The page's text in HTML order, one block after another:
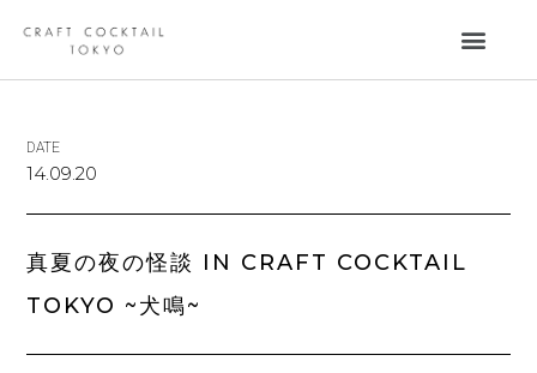
DATE
14.09.20
真夏の夜の怪談 IN CRAFT COCKTAIL
TOKYO ~犬鳴~